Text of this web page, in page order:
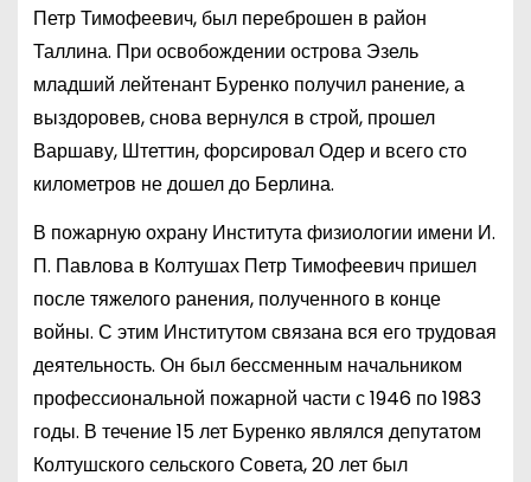
Петр Тимофеевич, был переброшен в район
Таллина. При освобождении острова Эзель
младший лейтенант Буренко получил ранение, а
выздоровев, снова вернулся в строй, прошел
Варшаву, Штеттин, форсировал Одер и всего сто
километров не дошел до Берлина.
В пожарную охрану Института физиологии имени И.
П. Павлова в Колтушах Петр Тимофеевич пришел
после тяжелого ранения, полученного в конце
войны. С этим Институтом связана вся его трудовая
деятельность. Он был бессменным начальником
профессиональной пожарной части с 1946 по 1983
годы. В течение 15 лет Буренко являлся депутатом
Колтушского сельского Совета, 20 лет был